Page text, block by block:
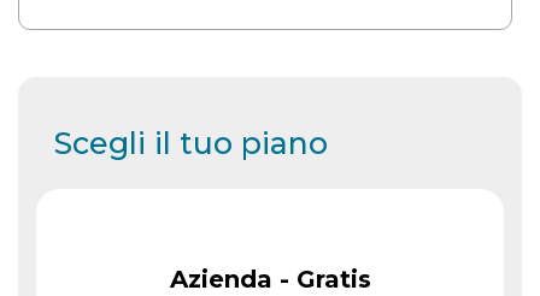
Scegli il tuo piano
Azienda - Gratis